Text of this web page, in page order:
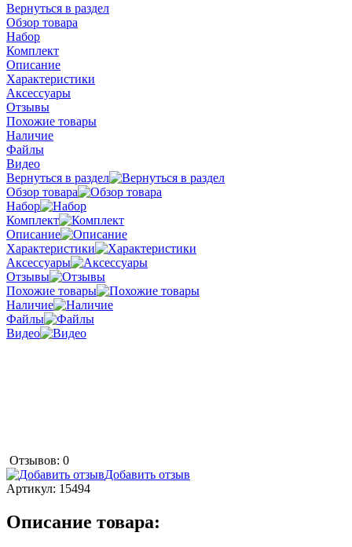
Вернуться в раздел
Обзор товара
Набор
Комплект
Описание
Характеристики
Аксессуары
Отзывы
Похожие товары
Наличие
Файлы
Видео
Вернуться в раздел
Обзор товара
Набор
Комплект
Описание
Характеристики
Аксессуары
Отзывы
Похожие товары
Наличие
Файлы
Видео
Отзывов: 0
Добавить отзыв
Артикул: 15494
Описание товара: